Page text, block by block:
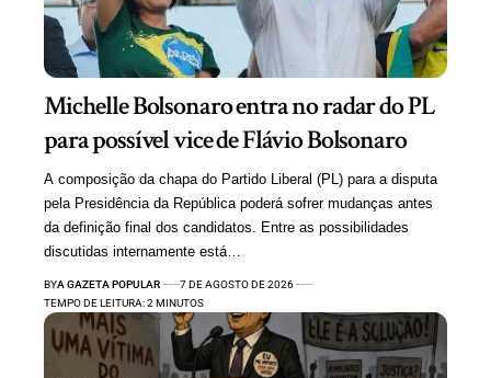
Michelle Bolsonaro entra no radar do PL
para possível vice de Flávio Bolsonaro
A composição da chapa do Partido Liberal (PL) para a disputa
pela Presidência da República poderá sofrer mudanças antes
da definição final dos candidatos. Entre as possibilidades
discutidas internamente está…
BYA GAZETA POPULAR
7 DE AGOSTO DE 2026
TEMPO DE LEITURA: 2 MINUTOS